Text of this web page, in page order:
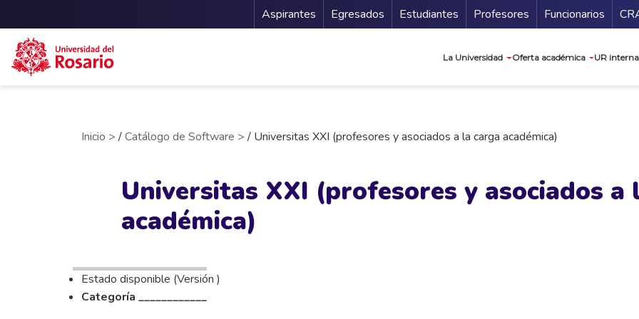
Menu Secundario
Aspirantes Egresados Estudiantes Profesores Funcionarios
La Universidad Oferta académica UR
Inicio > /Catálogo de Software > / Universitas XXI (profesores y asociados a la carga académica)
Universitas XXI (profesores y asociados a
académica)
Estado disponible (Versión )
Categoría ____________